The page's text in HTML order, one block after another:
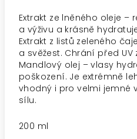
Extrakt ze lněného oleje –
a výživu a krásně
Extrakt z listů zeleného
a svěžest. Chrání před UV
Mandlový olej – vlasy
poškození. Je extrémně
vhodný i pro velmi jemné
sílu.
200 ml